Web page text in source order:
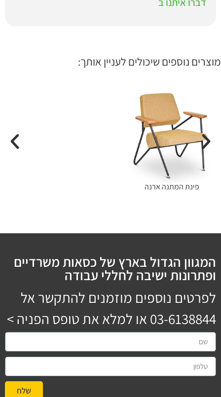
מוצרים נוספים שיכולים לעניין אותך:
פינת המתנה ארנה
המגוון הגדול בארץ של כסאות משרדיים
ופתרונות ישיבה לחללי עבודה
לפרטים נוספים מוזמנים להתקשר אל
03-6138844 או למלא את טופס הפניה >
שלח